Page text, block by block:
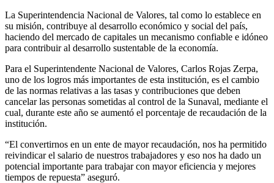
La Superintendencia Nacional de Valores, tal como lo establece en
su misión, contribuye al desarrollo económico y social del país,
haciendo del mercado de capitales un mecanismo confiable e idóneo
para contribuir al desarrollo sustentable de la economía.
Para el Superintendente Nacional de Valores, Carlos Rojas Zerpa,
uno de los logros más importantes de esta institución, es el cambio
de las normas relativas a las tasas y contribuciones que deben
cancelar las personas sometidas al control de la Sunaval, mediante el
cual, durante este año se aumentó el porcentaje de recaudación de la
institución.
“El convertirnos en un ente de mayor recaudación, nos ha permitido
reivindicar el salario de nuestros trabajadores y eso nos ha dado un
potencial importante para trabajar con mayor eficiencia y mejores
tiempos de repuesta” aseguró.